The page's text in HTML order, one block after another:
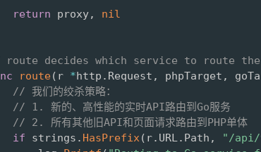
return proxy,
nil
decides which service to route
route( r *http . Request , phpTarget ,
// 我们的绞杀策略：
// 1. 新的、高性能的实时API路由到Go服务
// 2. 所有其他旧API和页面请求路由到PHP单体
if strings . HasPrefix ( r. URL . Path , "/api/